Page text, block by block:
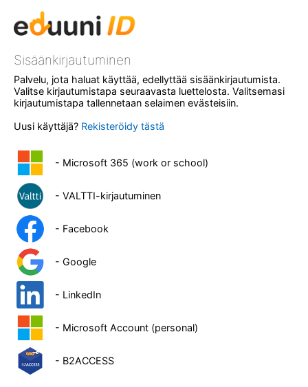
Sisäänkirjautuminen
Palvelu, jota haluat käyttää, edellyttää sisäänkirjautumista.
Valitse kirjautumistapa seuraavasta luettelosta. Valitsemasi
kirjautumistapa tallennetaan selaimen evästeisiin.
Uusi käyttäjä? Rekisteröidy tästä
- Microsoft 365 (work or school)
- VALTTI-kirjautuminen
- Facebook
- Google
- LinkedIn
- Microsoft Account (personal)
- B2ACCESS